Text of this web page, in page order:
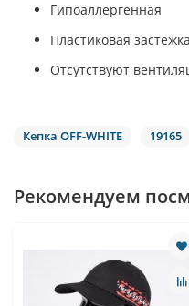
Гипоаллергенная
Пластиковая
Отсутствуют
Кепка OFF-WHITE 19165
Рекомендуем